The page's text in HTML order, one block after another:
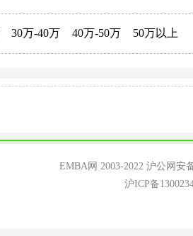
30万-40万 40万-50万 50万以上
EMBA网 2003-2022 沪公网安
沪ICP备